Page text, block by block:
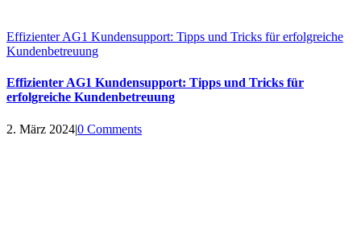
Effizienter AG1 Kundensupport: Tipps und Tricks für erfolgreiche
Kundenbetreuung
Effizienter AG1 Kundensupport: Tipps und Tricks für
erfolgreiche Kundenbetreuung
2. März 2024|0 Comments